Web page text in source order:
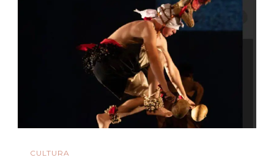
CULTURA